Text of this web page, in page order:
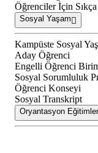
Öğrenciler İçin
Sosyal Yaşam
Kampüste Sosyal
Aday Öğrenci
Engelli Öğrenci
Sosyal Sorumluluk
Öğrenci Konseyi
Sosyal Transkript
Oryantasyon